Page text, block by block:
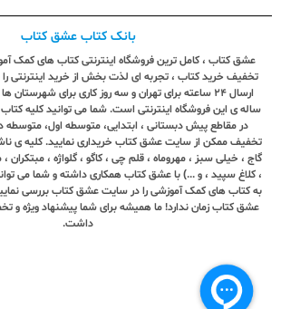
بانک کتاب عشق کتاب
عشق کتاب ، کامل ترین فروشگاه اینترنتی کتاب های کمک
تخفیف خرید کتاب ، تجربه ای لذت بخش از خرید اینترنتی
ارسال ٢٤ ساعته برای تهران و سه روز کاری برای
ساله ی این فروشگاه اینترنتی است. شما می توانید کلیه
در مقاطع پیش دبستانی ، ابتدایی، متوسطه اول، متوسطه
تخفیف ممکن از سایت عشق کتاب خریداری نمایید. کلیه ی
گاج ، خیلی سبز ، مهروماه ، قلم چی ، کاگو ، گلواژه ، مبتکران
، کلاغ سپید ، و ...) با عشق کتاب همکاری داشته و شما می
به کتاب های کمک آموزشی را در سایت عشق کتاب بررسی
عشق کتاب زمان ندارد! ما همیشه برای شما پیشنهاد ویژه و
داشت.